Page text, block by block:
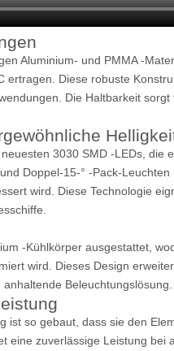
Aluminium- und PMMA -
Diese robuste
Die Haltbarkeit
3030 SMD -LEDs, die
Doppel-15-° -Pack-
wird. Diese Technologie
-Kühlkörper ausgestattet,
wird. Dieses Design
Beleuchtungslösung.
so gebaut, dass sie den
eine zuverlässige Leistung bei